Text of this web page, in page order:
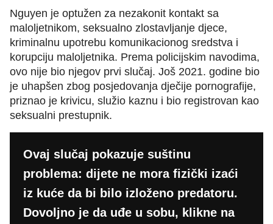
Nguyen je optužen za nezakonit kontakt sa
maloljetnikom, seksualno zlostavljanje djece,
kriminalnu upotrebu komunikacionog sredstva i
korupciju maloljetnika. Prema policijskim navodima,
ovo nije bio njegov prvi slučaj. Još 2021. godine bio
je uhapšen zbog posjedovanja dječije pornografije,
priznao je krivicu, služio kaznu i bio registrovan kao
seksualni prestupnik.
Ovaj slučaj pokazuje suštinu
problema: dijete ne mora fizički izaći
iz kuće da bi bilo izloženo predatoru.
Dovoljno je da uđe u sobu, klikne na